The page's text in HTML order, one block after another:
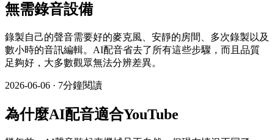
無需錄音設備
錄製自己的聲音需要好的麥克風、安靜的房間、多次錄製以及
數小時的音訊編輯。AI配音省去了所有這些步驟，而且品質
足夠好，大多數觀眾無法分辨差異。
2026-06-06 · 7分鐘閱讀
為什麼AI配音適合YouTube